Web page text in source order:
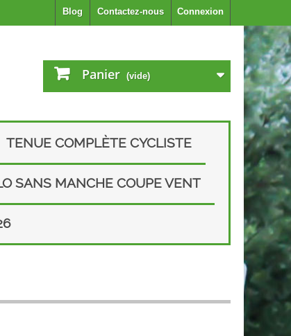
Connexion
Contactez-nous
Blog
Panier (vide)
TENUE COMPLÈTE CYCLISTE
SANS MANCHE COUPE VENT